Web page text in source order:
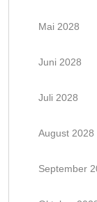
Mai 2028
Juni 2028
Juli 2028
August 2028
September